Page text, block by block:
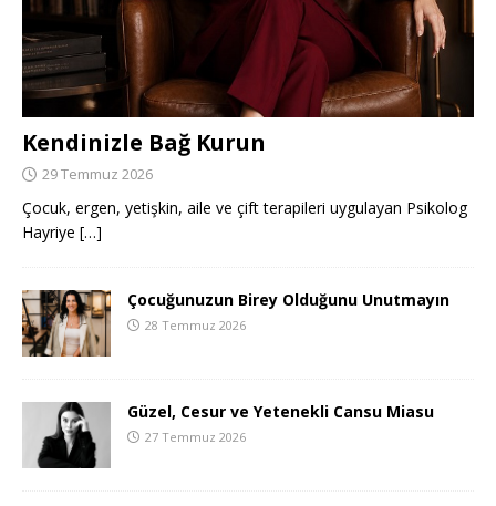
Kendinizle Bağ Kurun
29 Temmuz 2026
Çocuk, ergen, yetişkin, aile ve çift terapileri uygulayan Psikolog
Hayriye […]
Çocuğunuzun Birey Olduğunu Unutmayın
28 Temmuz 2026
Güzel, Cesur ve Yetenekli Cansu Miasu
27 Temmuz 2026